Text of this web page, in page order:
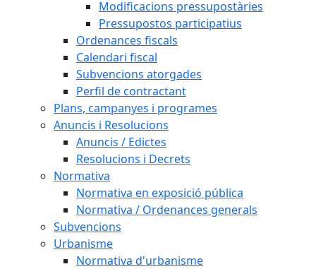
Modificacions pressupostàries
Pressupostos participatius
Ordenances fiscals
Calendari fiscal
Subvencions atorgades
Perfil de contractant
Plans, campanyes i programes
Anuncis i Resolucions
Anuncis / Edictes
Resolucions i Decrets
Normativa
Normativa en exposició pública
Normativa / Ordenances generals
Subvencions
Urbanisme
Normativa d'urbanisme